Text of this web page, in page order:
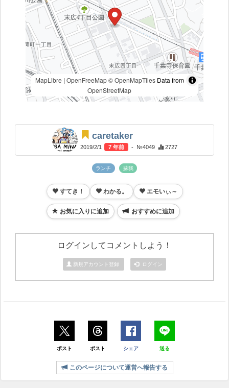
MapLibre | OpenFreeMap © OpenMapTilesData from
OpenStreetMap
caretaker
2019/2/1 7 年前 - №4049 2727
ランチ 蘇我
すてき！ わかる。 エモいぃ～
お気に入りに追加 おすすめに追加
ログインしてコメントしよう！
新規アカウント登録 ログイン
ポスト ポスト シェア 送る
このページについて運営へ報告する